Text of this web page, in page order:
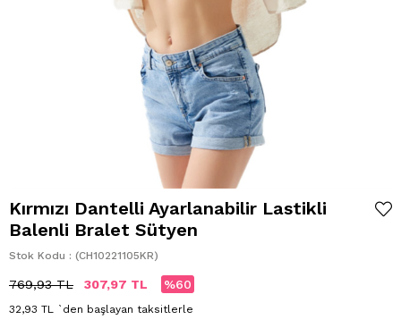
Kırmızı Dantelli Ayarlanabilir Lastikli
Balenli Bralet Sütyen
Stok Kodu (CH10221105KR)
769,93 TL 307,97 TL 60
32,93 TL `den başlayan taksitlerle